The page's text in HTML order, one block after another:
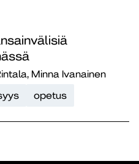
Minna Ivanainen
opetus